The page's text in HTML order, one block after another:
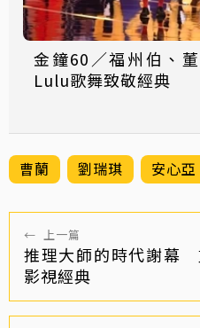
金鐘60／福州伯、
Lulu歌舞致敬經典
曹蘭 劉瑞琪 安心亞
← 上一篇
推理大師的時代謝幕
影視經典